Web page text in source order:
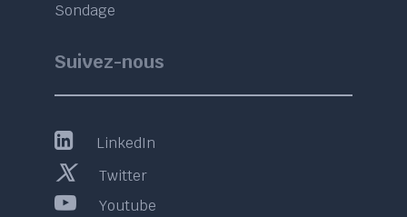
Sondage
Suivez-nous
LinkedIn
Twitter
Youtube